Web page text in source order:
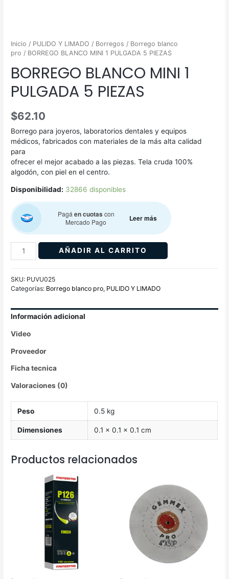
Inicio / PULIDO Y LIMADO / Borregos / Borrego blanco
pro / BORREGO BLANCO MINI 1 PULGADA 5 PIEZAS
BORREGO BLANCO MINI 1
PULGADA 5 PIEZAS
$62.10
Borrego para joyeros, laboratorios dentales y equipos
médicos, fabricados con materiales de la más alta calidad
para
ofrecer el mejor acabado a las piezas. Tela cruda 100%
algodón, con piel en el centro.
Disponibilidad: 32866 disponibles
Pagáen cuotas con
Mercado Pago
Leer más
AÑADIR AL CARRITO
SKU: PUVU025
Categorías: Borrego blanco pro, PULIDO Y LIMADO
Información adicional
Video
Proveedor
Ficha tecnica
Valoraciones (0)
Peso 0.5 kg
Dimensiones 0.1 × 0.1 × 0.1 cm
Productos relacionados